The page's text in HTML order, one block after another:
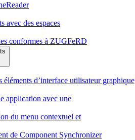
avec des espaces
conformes à ZUGFeRD
éléments d’interface utilisateur graphique
application avec une
du menu contextuel et
de Component Synchronizer